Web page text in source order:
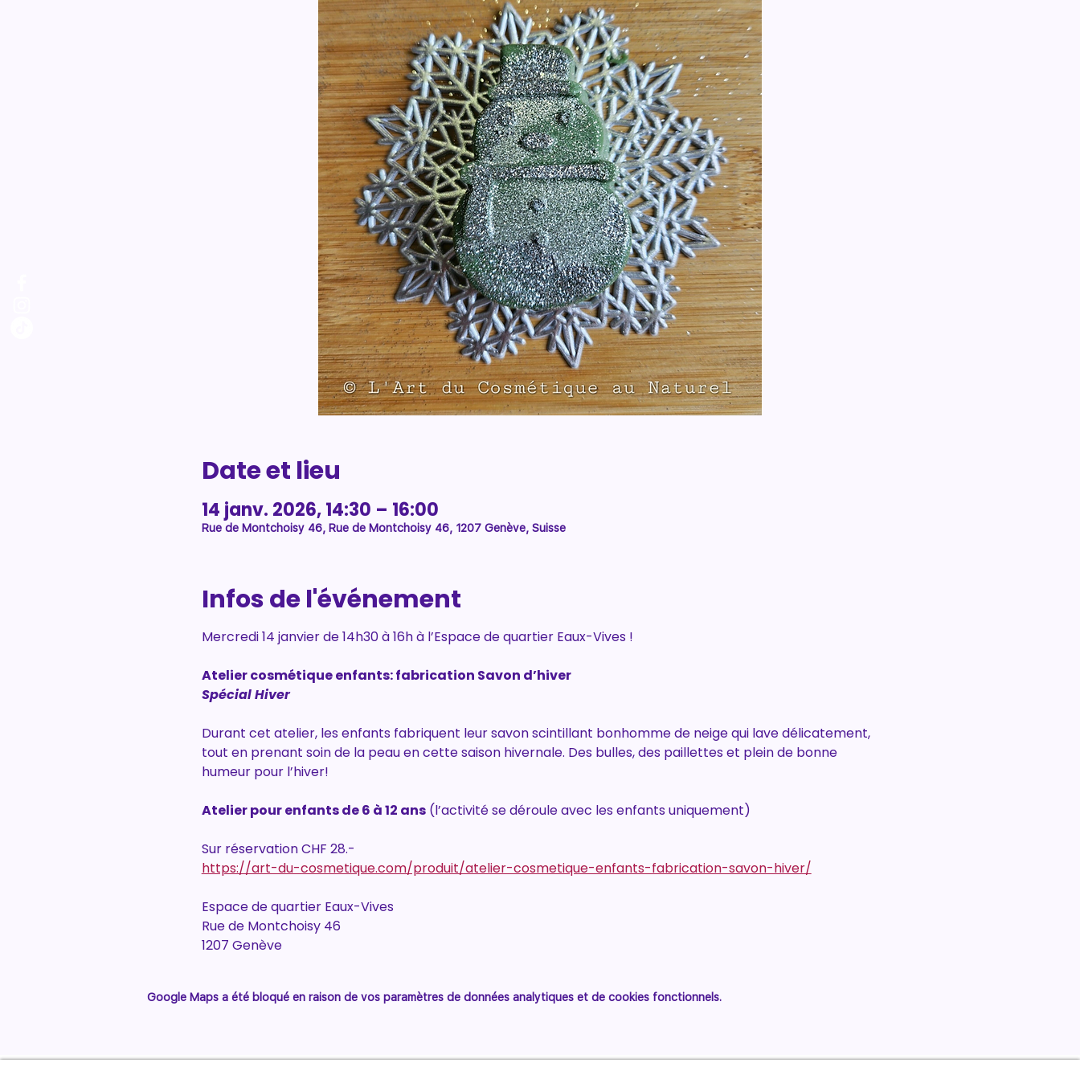
Date et lieu
14 janv. 2026, 14:30 – 16:00
Rue de Montchoisy 46, Rue de Montchoisy 46, 1207 Genève, Suisse
Infos de l'événement
Mercredi 14 janvier de 14h30 à 16h à l’Espace de quartier Eaux-Vives !
Atelier cosmétique enfants: fabrication Savon d’hiver
Spécial Hiver
Durant cet atelier, les enfants fabriquent leur savon scintillant bonhomme de neige qui lave délicatement,
tout en prenant soin de la peau en cette saison hivernale. Des bulles, des paillettes et plein de bonne
humeur pour l’hiver!
Atelier pour enfants de 6 à 12 ans (l’activité se déroule avec les enfants uniquement)
Sur réservation CHF 28.-
https://art-du-cosmetique.com/produit/atelier-cosmetique-enfants-fabrication-savon-hiver/
Espace de quartier Eaux-Vives
Rue de Montchoisy 46
1207 Genève
Google Maps a été bloqué en raison de vos paramètres de données analytiques et de cookies fonctionnels.